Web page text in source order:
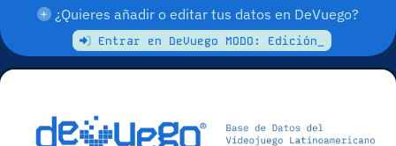
¿Quieres añadir o editar tus datos en DeVuego?
Entrar en DeVuego MODO: Edición_